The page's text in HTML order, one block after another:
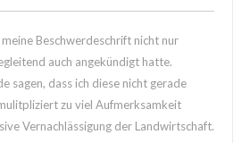
Beschwerdeschrift nicht nur
auch angekündigt hatte.
sagen, dass ich diese nicht gerade
zu viel Aufmerksamkeit
Vernachlässigung der Landwirtschaft.